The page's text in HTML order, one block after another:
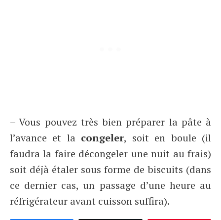
– Vous pouvez très bien préparer la pâte à
l’avance et la congeler, soit en boule (il
faudra la faire décongeler une nuit au frais)
soit déjà étaler sous forme de biscuits (dans
ce dernier cas, un passage d’une heure au
réfrigérateur avant cuisson suffira).